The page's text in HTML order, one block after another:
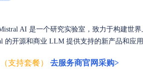
AI 是一个研究实验室，致力于构建世
的开源和商业 LLM 提供支持的新产品和应用
（支持套餐） 去服务商官网采购>